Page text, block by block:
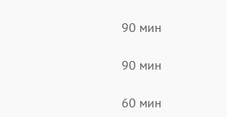
90 мин
90 мин
60 мин